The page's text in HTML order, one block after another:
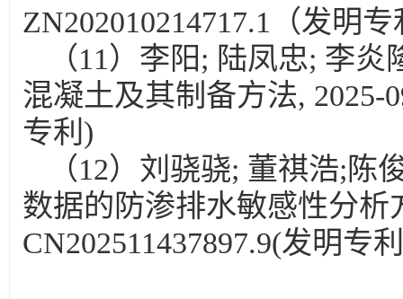
ZN202010214717.1（发明
（11）李阳; 陆凤忠; 李
混凝土及其制备方法, 2025-
专利)
（12）刘骁骁; 董祺浩;
数据的防渗排水敏感性分析
CN202511437897.9(发明专